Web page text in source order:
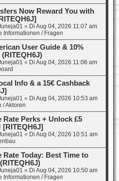
Now Reward You with
« Di Aug 04, 2026 11:07 am
Informationen / Fragen
User Guide & 10%
« Di Aug 04, 2026 11:06 am
Info & a 15€ Cashback
« Di Aug 04, 2026 10:53 am
/ Aktoren
Rate Perks + Unlock £5
[RITEQH6J]
« Di Aug 04, 2026 10:51 am
Rate Today: Best Time to
« Di Aug 04, 2026 10:50 am
Informationen / Fragen